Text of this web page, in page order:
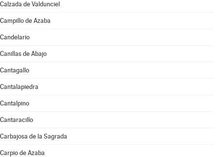
Calzada de Valdunciel
Campillo de Azaba
Candelario
Canillas de Abajo
Cantagallo
Cantalapiedra
Cantalpino
Cantaracillo
Carbajosa de la Sagrada
Carpio de Azaba